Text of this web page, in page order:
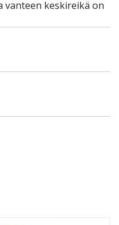
vanteen keskireikä on